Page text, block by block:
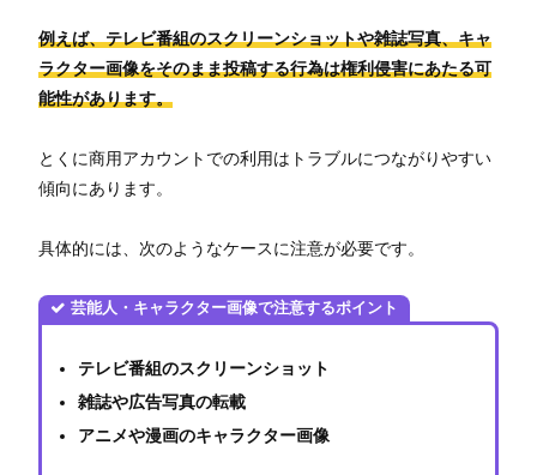
例えば、テレビ番組のスクリーンショットや雑誌写真、キャ
ラクター画像をそのまま投稿する行為は権利侵害にあたる可
能性があります。
とくに商用アカウントでの利用はトラブルにつながりやすい
傾向にあります。
具体的には、次のようなケースに注意が必要です。
芸能人・キャラクター画像で注意するポイント
テレビ番組のスクリーンショット
雑誌や広告写真の転載
アニメや漫画のキャラクター画像